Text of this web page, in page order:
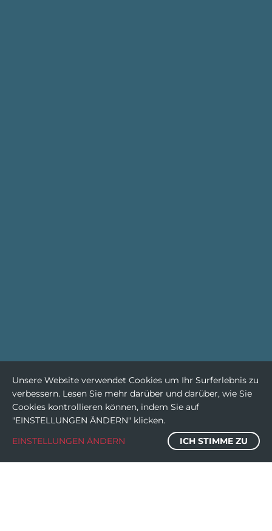
Unsere Website verwendet Cookies um Ihr Surferlebnis zu
verbessern. Lesen Sie mehr darüber und darüber, wie Sie
Cookies kontrollieren können, indem Sie auf
"EINSTELLUNGEN ÄNDERN" klicken.
EINSTELLUNGEN ÄNDERN
ICH STIMME ZU